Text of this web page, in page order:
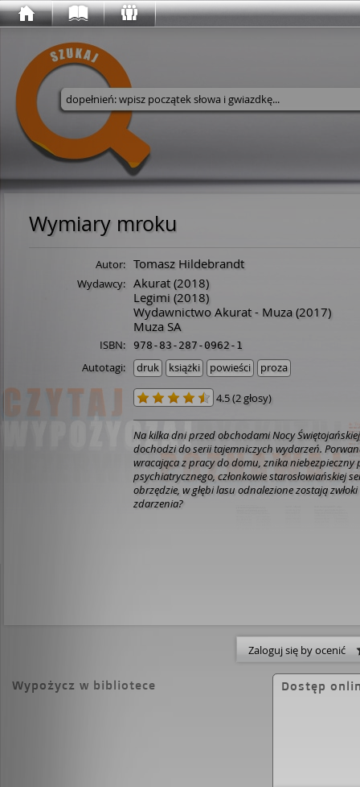
Wyszukaj w serwisie
Wymiary mroku
Autor: Tomasz Hildebrandt
Wydawcy: Akurat (2018)
Legimi (2018)
Wydawnictwo Akurat - Muza (2017)
Muza SA
ISBN: 978-83-287-0962-1
Autotagi: druk książki powieści proza
4.5(2 głosy)
Na kilka dni przed obchodami Nocy
dochodzi do serii tajemniczych wydarzeń.
wracająca z pracy do domu, znika niebezpieczny
psychiatrycznego, członkowie starosłowiańskiej
obrzędzie, w głębi lasu odnalezione zostają zwłoki
zdarzenia?
Zaloguj się by ocenić
Wypożycz w bibliotece Dostęp